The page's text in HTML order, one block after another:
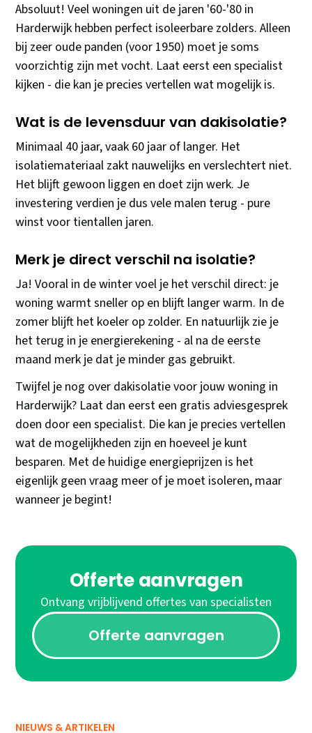
Absoluut! Veel woningen uit de jaren '60-'80 in
Harderwijk hebben perfect isoleerbare zolders. Alleen
bij zeer oude panden (voor 1950) moet je soms
voorzichtig zijn met vocht. Laat eerst een specialist
kijken - die kan je precies vertellen wat mogelijk is.
Wat is de levensduur van dakisolatie?
Minimaal 40 jaar, vaak 60 jaar of langer. Het
isolatiemateriaal zakt nauwelijks en verslechtert niet.
Het blijft gewoon liggen en doet zijn werk. Je
investering verdien je dus vele malen terug - pure
winst voor tientallen jaren.
Merk je direct verschil na isolatie?
Ja! Vooral in de winter voel je het verschil direct: je
woning warmt sneller op en blijft langer warm. In de
zomer blijft het koeler op zolder. En natuurlijk zie je
het terug in je energierekening - al na de eerste
maand merk je dat je minder gas gebruikt.
Twijfel je nog over dakisolatie voor jouw woning in
Harderwijk? Laat dan eerst een gratis adviesgesprek
doen door een specialist. Die kan je precies vertellen
wat de mogelijkheden zijn en hoeveel je kunt
besparen. Met de huidige energieprijzen is het
eigenlijk geen vraag meer of je moet isoleren, maar
wanneer je begint!
Offerte aanvragen
Ontvang vrijblijvend offertes van specialisten
Offerte aanvragen
NIEUWS & ARTIKELEN